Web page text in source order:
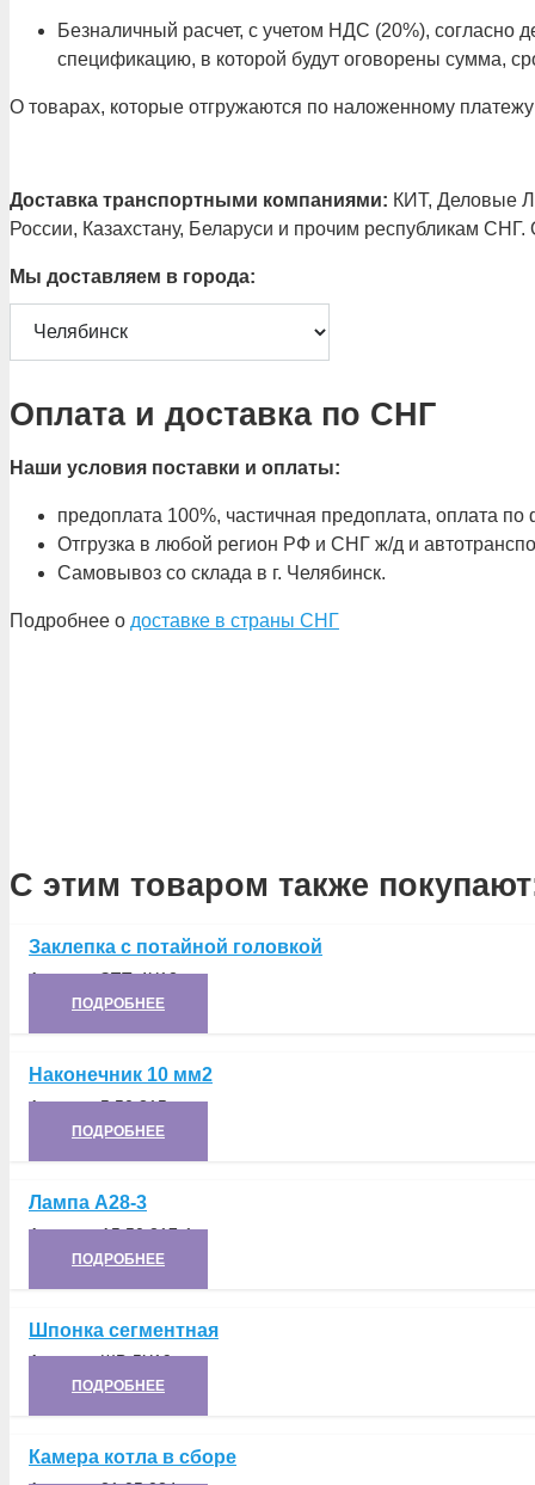
Безналичный расчет, с учетом НДС (20%),
спецификацию, в которой будут оговорены сумма,
О товарах, которые отгружаются по наложенному
Доставка транспортными компаниями: КИТ, Деловые
России, Казахстану, Беларуси и прочим республикам
Мы доставляем в города:
Оплата и доставка по СНГ
Наши условия поставки и оплаты:
предоплата 100%, частичная предоплата, оплата
Отгрузка в любой регион РФ и СНГ ж/д и
Самовывоз со склада в г. Челябинск.
Подробнее о доставке в страны СНГ
С этим товаром также
Заклепка с потайной головкой
Артикул:ЗПТ-4Х12
ПОДРОБНЕЕ
Наконечник 10 мм2
Артикул:5.50.315
ПОДРОБНЕЕ
Лампа А28-3
Артикул:А5.50.317-1
ПОДРОБНЕЕ
Шпонка сегментная
Артикул:ШВ-5Х19
ПОДРОБНЕЕ
Камера котла в сборе